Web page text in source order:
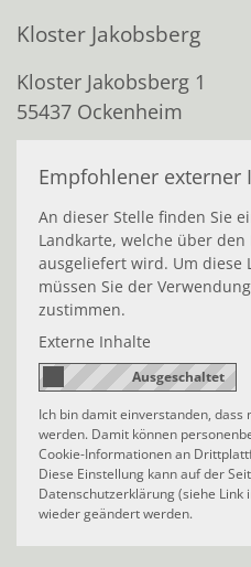
Kloster Jakobsberg
Kloster Jakobsberg 1
55437 Ockenheim
Empfohlener externer
An dieser Stelle finden Sie
Landkarte, welche über
ausgeliefert wird. Um diese
müssen Sie der
zustimmen.
Externe Inhalte
Ich bin damit einverstanden,
werden. Damit können
Cookie-Informationen an
Diese Einstellung kann auf der
Datenschutzerklärung (siehe
wieder geändert werden.